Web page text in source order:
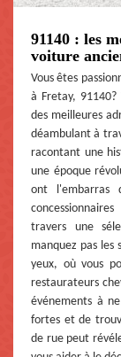
91140 : les
voiture
Vous êtes
à Fretay,
des meilleures
déambulant à
racontant une
une époque
ont l'embarras
travers une
manquez pas les
yeux, où vous
restaurateurs
événements à
fortes et de
de rue peut